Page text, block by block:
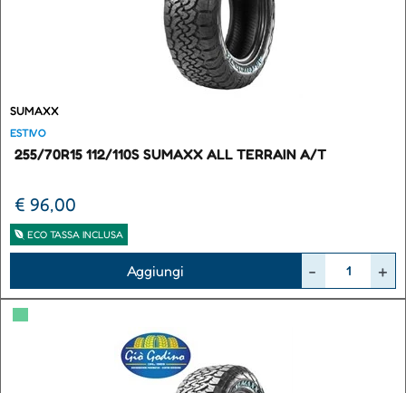
SUMAXX
ESTIVO
255/70R15 112/110S SUMAXX ALL TERRAIN A/T
€ 96,00
ECO TASSA INCLUSA
Aggiungi
▀